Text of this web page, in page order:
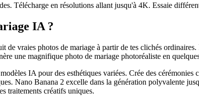
Télécharge en résolutions allant jusqu'à 4K. Essaie
IA ?
vraies photos de mariage à partir de tes clichés ordinaires.
une magnifique photo de mariage photoréaliste en
IA pour des esthétiques variées. Crée des
Nano Banana 2 excelle dans la génération polyvalente
traitements créatifs uniques.